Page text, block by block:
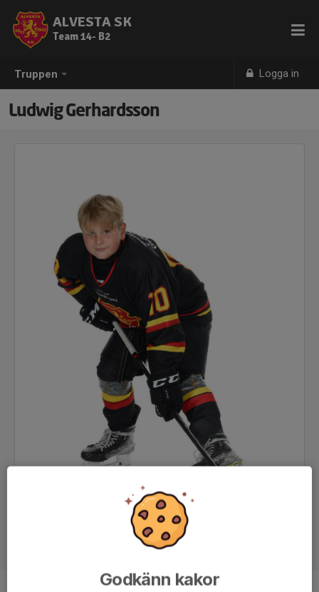
Truppen Logga in
ALVESTA SK
Team 14- B2
Ludwig Gerhardsson
Godkänn kakor